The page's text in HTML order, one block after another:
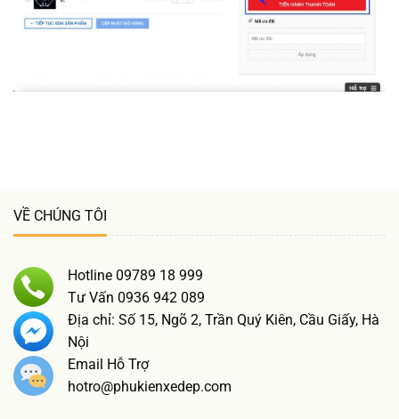
VỀ CHÚNG TÔI
Hotline 09789 18 999
Tư Vấn 0936 942 089
Địa chỉ: Số 15, Ngõ 2, Trần Quý Kiên, Cầu Giấy, Hà
Nội
Email Hỗ Trợ
hotro@phukienxedep.com